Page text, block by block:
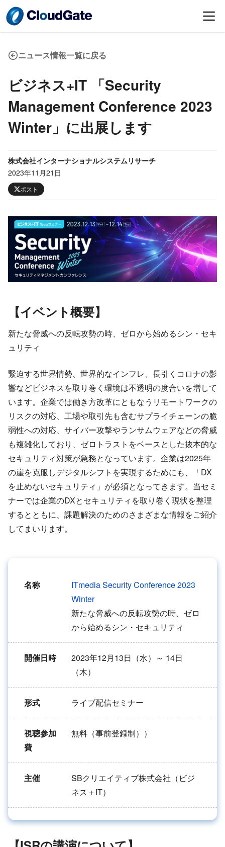
ニュース情報一覧に戻る
ビジネス+IT 「Security
Management Conference 2023
Winter」に出展します
株式会社インターナショナルシステムリサーチ
2023年11月21日
ポスト
【イベント概要】
新たな脅威への反転攻勢の時、ゼロから始めるシン・セキ
ュリティ
緊迫する世界情勢、世界的なインフレ、長引くコロナの影
響などビジネスを取り巻く環境は不透明の度合いを増して
います。企業では働き方改革にともなうリモートワークの
リスクの対応、工場や取引先も含むサプライチェーンの脆
弱性への対応、サイバー攻撃やランサムウェアなどの脅威
も複雑化しており、ゼロトラストをベースとした抜本的な
セキュリティ対策が急務となっています。企業は2025年
の崖を克服しデジタルシフトを実現するためにも、「DX
を止めないセキュリティ」が必須となってきます。当セミ
ナーでは企業のDXとセキュリティを取り巻く現状を整理
するとともに、課題解決のためのさまざまな情報をご紹介
してまいります。
名称
ITmedia Security Conference 2023
Winter
新たな脅威への反転攻勢の時、ゼロ
から始めるシン・セキュリティ
開催日時
2023年12月13日（水）～ 14日
（木）
形式 ライブ配信セミナー
視聴参加
費
無料（事前登録制））
主催
SBクリエイティブ株式会社（ビジ
ネス＋IT）